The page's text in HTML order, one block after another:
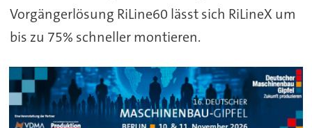
Vorgängerlösung RiLine60 lässt sich RiLineX um
bis zu 75% schneller montieren.